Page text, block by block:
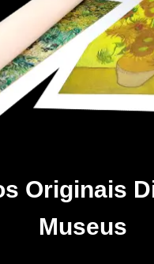
Originais
Museus